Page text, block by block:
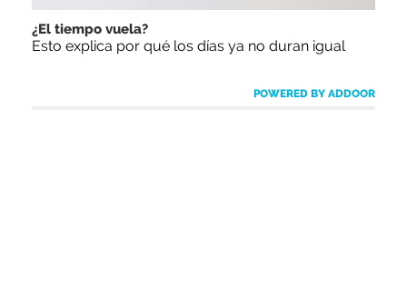
¿El tiempo vuela?
Esto explica por qué los días ya no duran igual
POWERED BY ADDOOR